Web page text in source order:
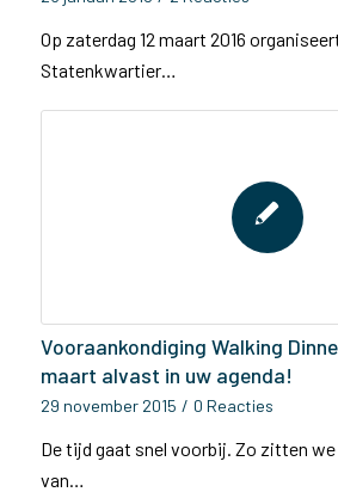
Op zaterdag 12 maart 2016
Statenkwartier…
Vooraankondiging Walking
maart alvast in uw agenda!
29 november 2015 / 0 Reacties
De tijd gaat snel voorbij. Zo zitten
van…